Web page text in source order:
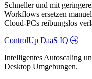
Schneller und mit
Workflows ersetzen
Cloud-PCs reibungslos
ControlUp DaaS IQ
Intelligentes Autoscaling
Desktop Umgebungen.